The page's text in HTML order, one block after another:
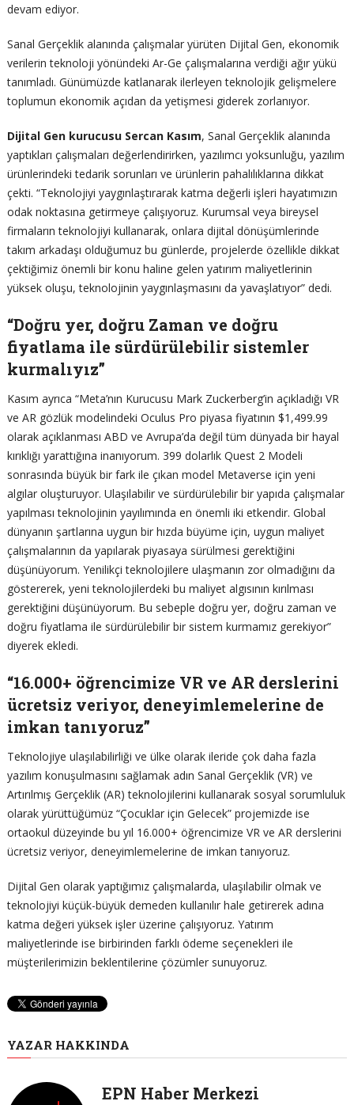
devam ediyor.
Sanal Gerçeklik alanında çalışmalar yürüten Dijital Gen, ekonomik
verilerin teknoloji yönündeki Ar-Ge çalışmalarına verdiği ağır yükü
tanımladı. Günümüzde katlanarak ilerleyen teknolojik gelişmelere
toplumun ekonomik açıdan da yetişmesi giderek zorlanıyor.
Dijital Gen kurucusu Sercan Kasım, Sanal Gerçeklik alanında
yaptıkları çalışmaları değerlendirirken, yazılımcı yoksunluğu, yazılım
ürünlerindeki tedarik sorunları ve ürünlerin pahalılıklarına dikkat
çekti. “Teknolojiyi yaygınlaştırarak katma değerli işleri hayatımızın
odak noktasına getirmeye çalışıyoruz. Kurumsal veya bireysel
firmaların teknolojiyi kullanarak, onlara dijital dönüşümlerinde
takım arkadaşı olduğumuz bu günlerde, projelerde özellikle dikkat
çektiğimiz önemli bir konu haline gelen yatırım maliyetlerinin
yüksek oluşu, teknolojinin yaygınlaşmasını da yavaşlatıyor” dedi.
“Doğru yer, doğru Zaman ve doğru
fiyatlama ile sürdürülebilir sistemler
kurmalıyız”
Kasım ayrıca “Meta’nın Kurucusu Mark Zuckerberg’in açıkladığı VR
ve AR gözlük modelindeki Oculus Pro piyasa fiyatının $1,499.99
olarak açıklanması ABD ve Avrupa’da değil tüm dünyada bir hayal
kırıklığı yarattığına inanıyorum. 399 dolarlık Quest 2 Modeli
sonrasında büyük bir fark ile çıkan model Metaverse için yeni
algılar oluşturuyor. Ulaşılabilir ve sürdürülebilir bir yapıda çalışmalar
yapılması teknolojinin yayılımında en önemli iki etkendir. Global
dünyanın şartlarına uygun bir hızda büyüme için, uygun maliyet
çalışmalarının da yapılarak piyasaya sürülmesi gerektiğini
düşünüyorum. Yenilikçi teknolojilere ulaşmanın zor olmadığını da
göstererek, yeni teknolojilerdeki bu maliyet algısının kırılması
gerektiğini düşünüyorum. Bu sebeple doğru yer, doğru zaman ve
doğru fiyatlama ile sürdürülebilir bir sistem kurmamız gerekiyor”
diyerek ekledi.
“16.000+ öğrencimize VR ve AR derslerini
ücretsiz veriyor, deneyimlemelerine de
imkan tanıyoruz”
Teknolojiye ulaşılabilirliği ve ülke olarak ileride çok daha fazla
yazılım konuşulmasını sağlamak adın Sanal Gerçeklik (VR) ve
Artırılmış Gerçeklik (AR) teknolojilerini kullanarak sosyal sorumluluk
olarak yürüttüğümüz “Çocuklar için Gelecek” projemizde ise
ortaokul düzeyinde bu yıl 16.000+ öğrencimize VR ve AR derslerini
ücretsiz veriyor, deneyimlemelerine de imkan tanıyoruz.
Dijital Gen olarak yaptığımız çalışmalarda, ulaşılabilir olmak ve
teknolojiyi küçük-büyük demeden kullanılır hale getirerek adına
katma değeri yüksek işler üzerine çalışıyoruz. Yatırım
maliyetlerinde ise birbirinden farklı ödeme seçenekleri ile
müşterilerimizin beklentilerine çözümler sunuyoruz.
YAZAR HAKKINDA
EPN Haber Merkezi